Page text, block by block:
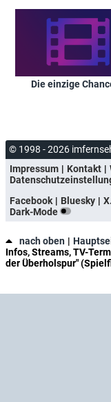
Die einzige
© 1998 - 2026
Impressum
Kontakt
Facebook
Bluesky
Dark-Mode
nach oben
Infos, Streams, TV-
der Überholspur"